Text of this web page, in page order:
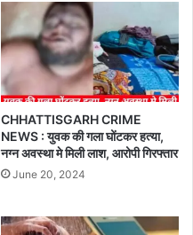
CHHATTISGARH CRIME
NEWS : युवक की गला घोंटकर हत्या,
नग्न अवस्था मे मिली लाश, आरोपी गिरफ्तार
June 20, 2024